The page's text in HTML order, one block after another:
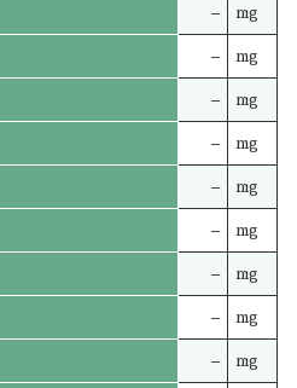
– mg
– mg
– mg
– mg
– mg
– mg
– mg
– mg
– mg